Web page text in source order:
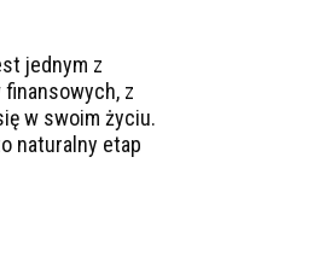
jednym z
z
w swoim życiu.
naturalny etap